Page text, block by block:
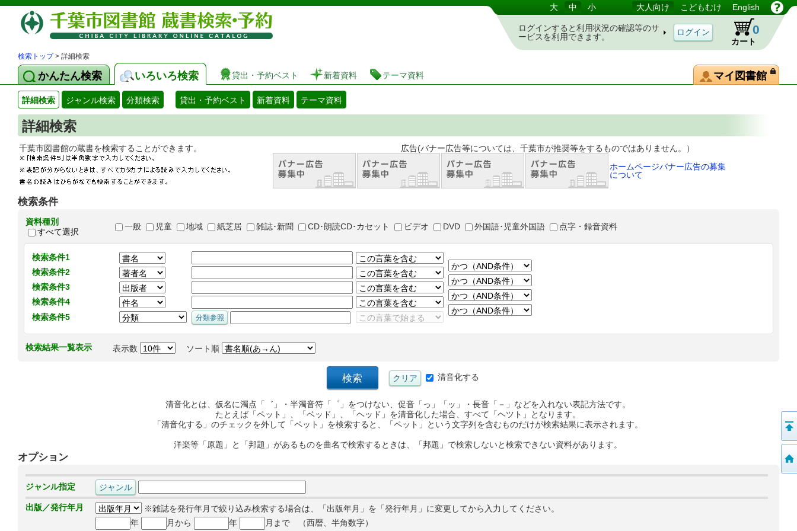
図書館 蔵書検索・予約システム 大 中 小 大人向け こどもむけ English
ログインすると利用状況の確認等のサ
ービスを利用できます。
カート
0
検索トップ> 詳細検索
かんたん検索 いろいろ検索 貸出・予約ベスト 新着資料 テーマ資料 マイ図書館
詳細検索 ジャンル検索 分類検索 貸出・予約ベスト 新着資料 テーマ資料
詳細検索
千葉市図書館の蔵書を検索することができます。 広告(バナー広告等については、千葉市が推奨等をするものではありません。）
ホームページバナー広告の募集
について
検索条件
資料種別
すべて選択
一般 児童 地域 紙芝居 雑誌･新聞 CD･朗読CD･カセット ビデオ DVD 外国語･児童外国語 点字・録音資料
検索条件1
検索条件2
検索条件3
検索条件4
検索条件5
検索結果一覧表示 表示数 ソート順
清音化する
清音化とは、仮名に濁点「゛」・半濁音符「゜」をつけない、促音「っ」「ッ」・長音「－」などを入れない表記方法です。
たとえば「ペット」、「ベッド」、「ヘッド」を清音化した場合、すべて「ヘツト」となります。
「清音化する」のチェックを外して「ペット」を検索すると、「ペット」という文字列を含むものだけが検索結果に表示されます。
洋楽等「原題」と「邦題」があるものを曲名で検索するときは、「邦題」で検索しないと検索できない資料があります。
オプション
ジャンル指定
出版／発行年月
※雑誌を発行年月で絞り込み検索する場合は、「出版年月」を「発行年月」に変更してから入力してください。
年
月から 年 月まで （西暦、半角数字）